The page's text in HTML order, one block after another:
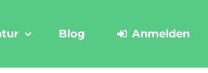
Blog Anmelden